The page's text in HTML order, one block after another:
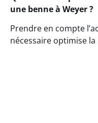
une benne à Weyer ?
Prendre en compte
nécessaire optimise